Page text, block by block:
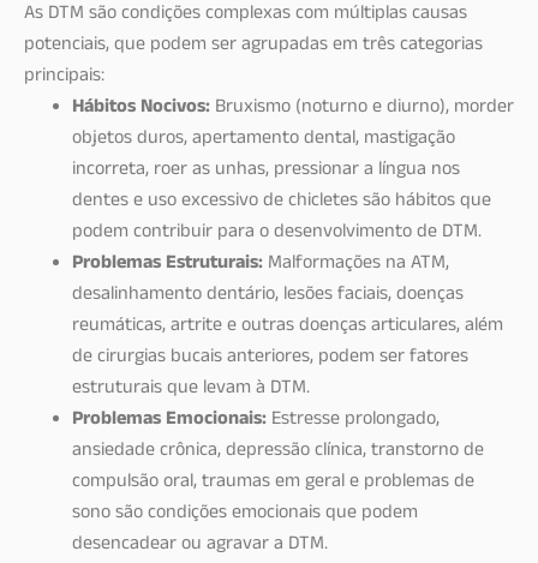
As DTM são condições complexas com múltiplas causas
potenciais, que podem ser agrupadas em três categorias
principais:
Hábitos Nocivos: Bruxismo (noturno e diurno), morder
objetos duros, apertamento dental, mastigação
incorreta, roer as unhas, pressionar a língua nos
dentes e uso excessivo de chicletes são hábitos que
podem contribuir para o desenvolvimento de DTM.
Problemas Estruturais: Malformações na ATM,
desalinhamento dentário, lesões faciais, doenças
reumáticas, artrite e outras doenças articulares, além
de cirurgias bucais anteriores, podem ser fatores
estruturais que levam à DTM.
Problemas Emocionais: Estresse prolongado,
ansiedade crônica, depressão clínica, transtorno de
compulsão oral, traumas em geral e problemas de
sono são condições emocionais que podem
desencadear ou agravar a DTM.